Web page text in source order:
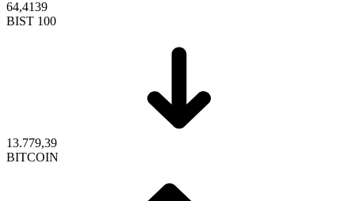
64,4139
BIST 100
13.779,39
BITCOIN